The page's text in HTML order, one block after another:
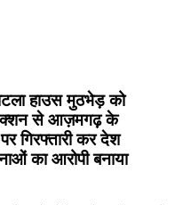
हाउस मुठभेड़ को
से आज़मगढ़ के
गिरफ्तारी कर देश
का आरोपी बनाया